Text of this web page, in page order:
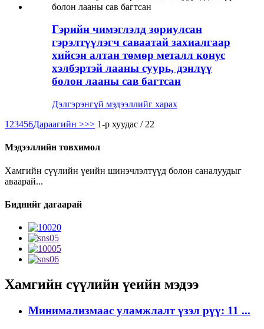
Гэрийн чимэглэлд зориулсан
гэрэлтүүлэгч саваатай захиалгаар
хийсэн алтан төмөр металл конус
хэлбэртэй лааны суурь, дэнлүү
болон лааны сав багтсан
Дэлгэрэнгүй мэдээллийг харах
1 23456Дараагийн >>> 1-р хуудас / 22
Мэдээллийн товхимол
Хамгийн сүүлийн үеийн шинэчлэлтүүд болон саналуудыг
аваарай...
Биднийг дагаарай
Хамгийн сүүлийн үеийн мэдээ
Минимализмаас уламжлалт үзэл рүү: 11 ...